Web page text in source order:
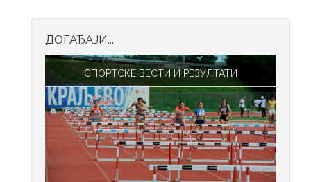
ДОГАЂАЈИ...
СПОРТСКЕ ВЕСТИ И РЕЗУЛТАТИ